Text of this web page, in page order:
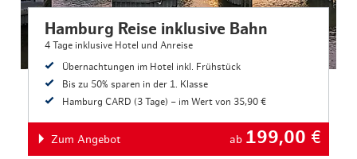
Hamburg Reise inklusive Bahn
4 Tage inklusive Hotel und Anreise
Übernachtungen im Hotel inkl. Frühstück
Bis zu 50% sparen in der 1. Klasse
Hamburg CARD (3 Tage) – im Wert von 35,90 €
Zum Angebot ab 199,00 €